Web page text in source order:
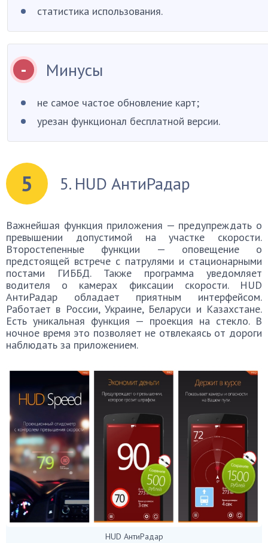
статистика использования.
Минусы
не самое частое обновление карт;
урезан функционал бесплатной версии.
5 5. HUD АнтиРадар
Важнейшая функция приложения — предупреждать о
превышении допустимой на участке скорости.
Второстепенные функции — оповещение о
предстоящей встрече с патрулями и стационарными
постами ГИББД. Также программа уведомляет
водителя о камерах фиксации скорости. HUD
АнтиРадар обладает приятным интерфейсом.
Работает в России, Украине, Беларуси и Казахстане.
Есть уникальная функция — проекция на стекло. В
ночное время это позволяет не отвлекаясь от дороги
наблюдать за приложением.
HUD АнтиРадар